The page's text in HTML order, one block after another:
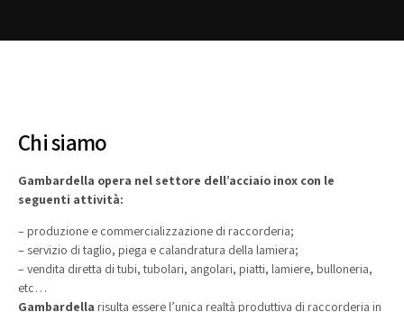
Chi siamo
Gambardella opera nel settore dell’acciaio inox con le
seguenti attività:
– produzione e commercializzazione di raccorderia;
– servizio di taglio, piega e calandratura della lamiera;
– vendita diretta di tubi, tubolari, angolari, piatti, lamiere, bulloneria,
etc…
Gambardella risulta essere l’unica realtà produttiva di raccorderia in